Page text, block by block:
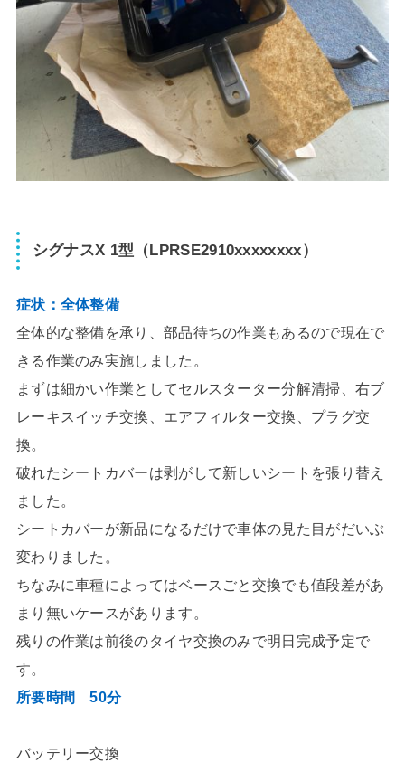
シグナスX 1型（LPRSE2910xxxxxxxx）
症状：全体整備
全体的な整備を承り、部品待ちの作業もあるので現在で
きる作業のみ実施しました。
まずは細かい作業としてセルスターター分解清掃、右ブ
レーキスイッチ交換、エアフィルター交換、プラグ交
換。
破れたシートカバーは剥がして新しいシートを張り替え
ました。
シートカバーが新品になるだけで車体の見た目がだいぶ
変わりました。
ちなみに車種によってはベースごと交換でも値段差があ
まり無いケースがあります。
残りの作業は前後のタイヤ交換のみで明日完成予定で
す。
所要時間 50分
バッテリー交換